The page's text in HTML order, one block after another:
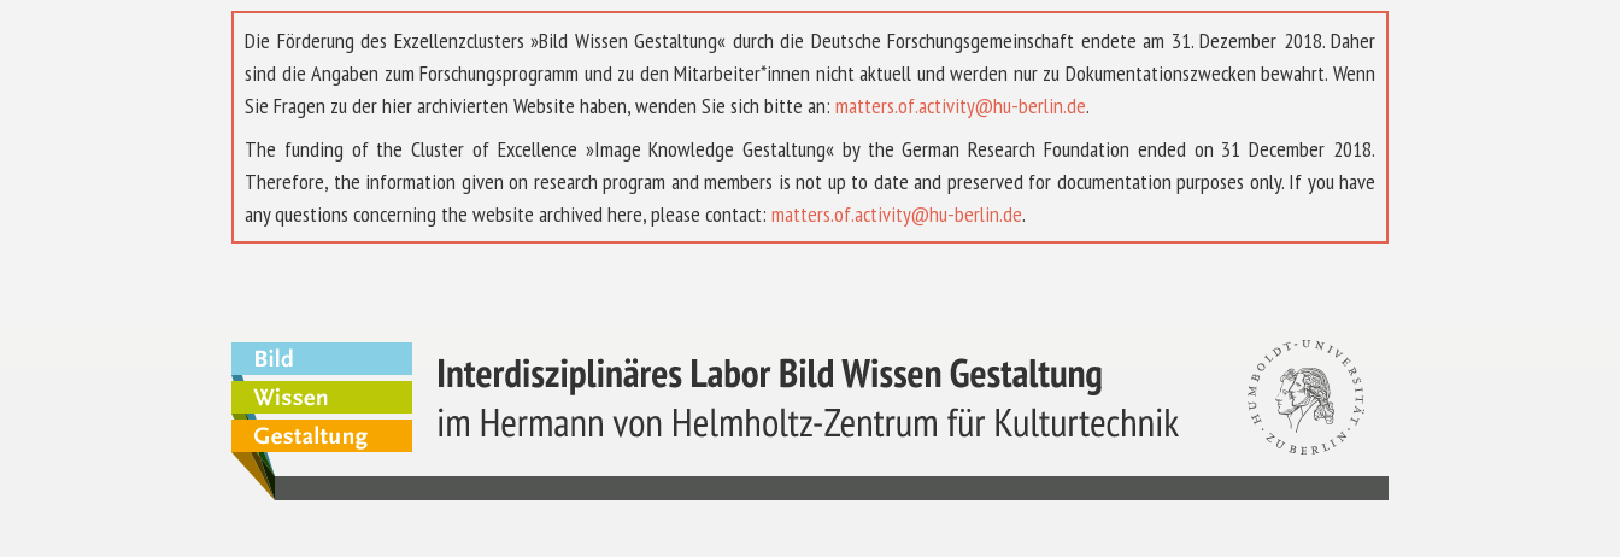
Die Förderung des Exzellenzclusters »Bild Wissen Gestaltung« durch die Deutsche Forschungsgemeinschaft endete am 31. Dezember 2018. Daher
sind die Angaben zum Forschungsprogramm und zu den Mitarbeiter*innen nicht aktuell und werden nur zu Dokumentationszwecken bewahrt. Wenn
Sie Fragen zu der hier archivierten Website haben, wenden Sie sich bitte an: matters.of.activity@hu-berlin.de.
The funding of the Cluster of Excellence »Image Knowledge Gestaltung« by the German Research Foundation ended on 31 December 2018.
Therefore, the information given on research program and members is not up to date and preserved for documentation purposes only. If you have
any questions concerning the website archived here, please contact: matters.of.activity@hu-berlin.de.